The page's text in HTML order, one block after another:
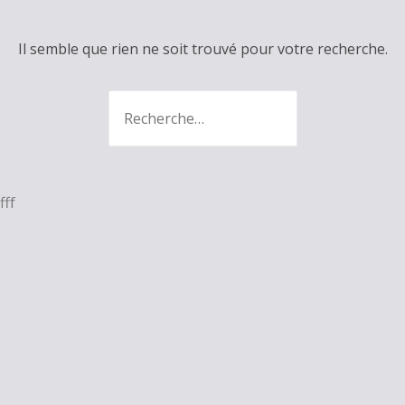
Il semble que rien ne soit trouvé pour votre recherche.
fff